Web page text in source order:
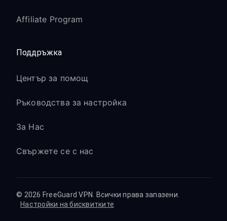
Affiliate Program
Поддръжка
Център за помощ
Ръководства за настройка
За Нас
Свържете се с нас
© 2026 FreeGuard VPN. Всички права запазени.
Настройки на бисквитките